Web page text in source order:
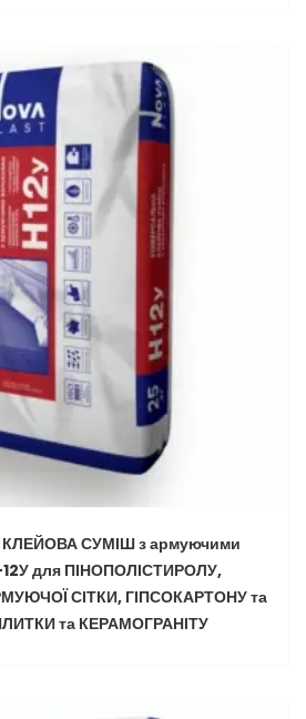
СУМІШ з армуючими
для ПІНОПОЛІСТИРОЛУ,
СІТКИ, ГІПСОКАРТОНУ та
та КЕРАМОГРАНІТУ